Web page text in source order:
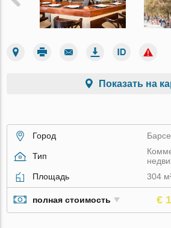
Показать на
Город
Тип
Площадь
304
полная стоимость €